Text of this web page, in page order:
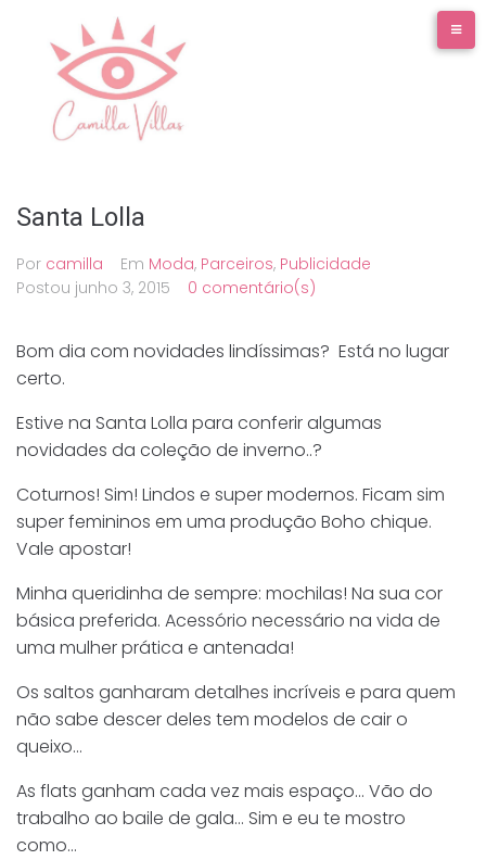
conteúdo
Santa Lolla
Por camilla Em Moda, Parceiros, Publicidade
Postou junho 3, 2015 0 comentário(s)
Bom dia com novidades lindíssimas? Está no lugar
certo.
Estive na Santa Lolla para conferir algumas
novidades da coleção de inverno..?
Coturnos! Sim! Lindos e super modernos. Ficam sim
super femininos em uma produção Boho chique.
Vale apostar!
Minha queridinha de sempre: mochilas! Na sua cor
básica preferida. Acessório necessário na vida de
uma mulher prática e antenada!
Os saltos ganharam detalhes incríveis e para quem
não sabe descer deles tem modelos de cair o
queixo…
As flats ganham cada vez mais espaço… Vão do
trabalho ao baile de gala… Sim e eu te mostro
como…